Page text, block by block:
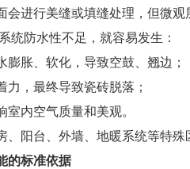
会进行美缝或填缝处理，但微
统防水性不足，就容易发生：
胀、软化，导致空鼓、翘边；
，最终导致瓷砖脱落；
内空气质量和美观。
阳台、外墙、地暖系统等特殊
的标准依据